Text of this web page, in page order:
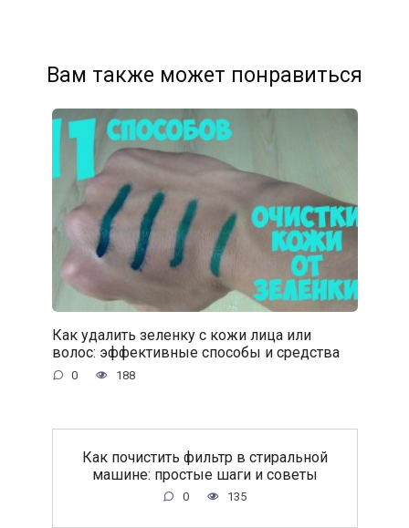
Вам также может понравиться
Как удалить зеленку с кожи лица или
волос: эффективные способы и средства
0 188
Как почистить фильтр в стиральной
машине: простые шаги и советы
0 135